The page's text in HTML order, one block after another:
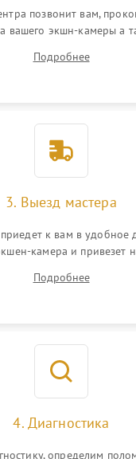
позвонит вам,
вашего экшн-камеры а
Подробнее
3. Выезд мастера
к вам в удобное
камера и привезет
Подробнее
4. Диагностика
определим